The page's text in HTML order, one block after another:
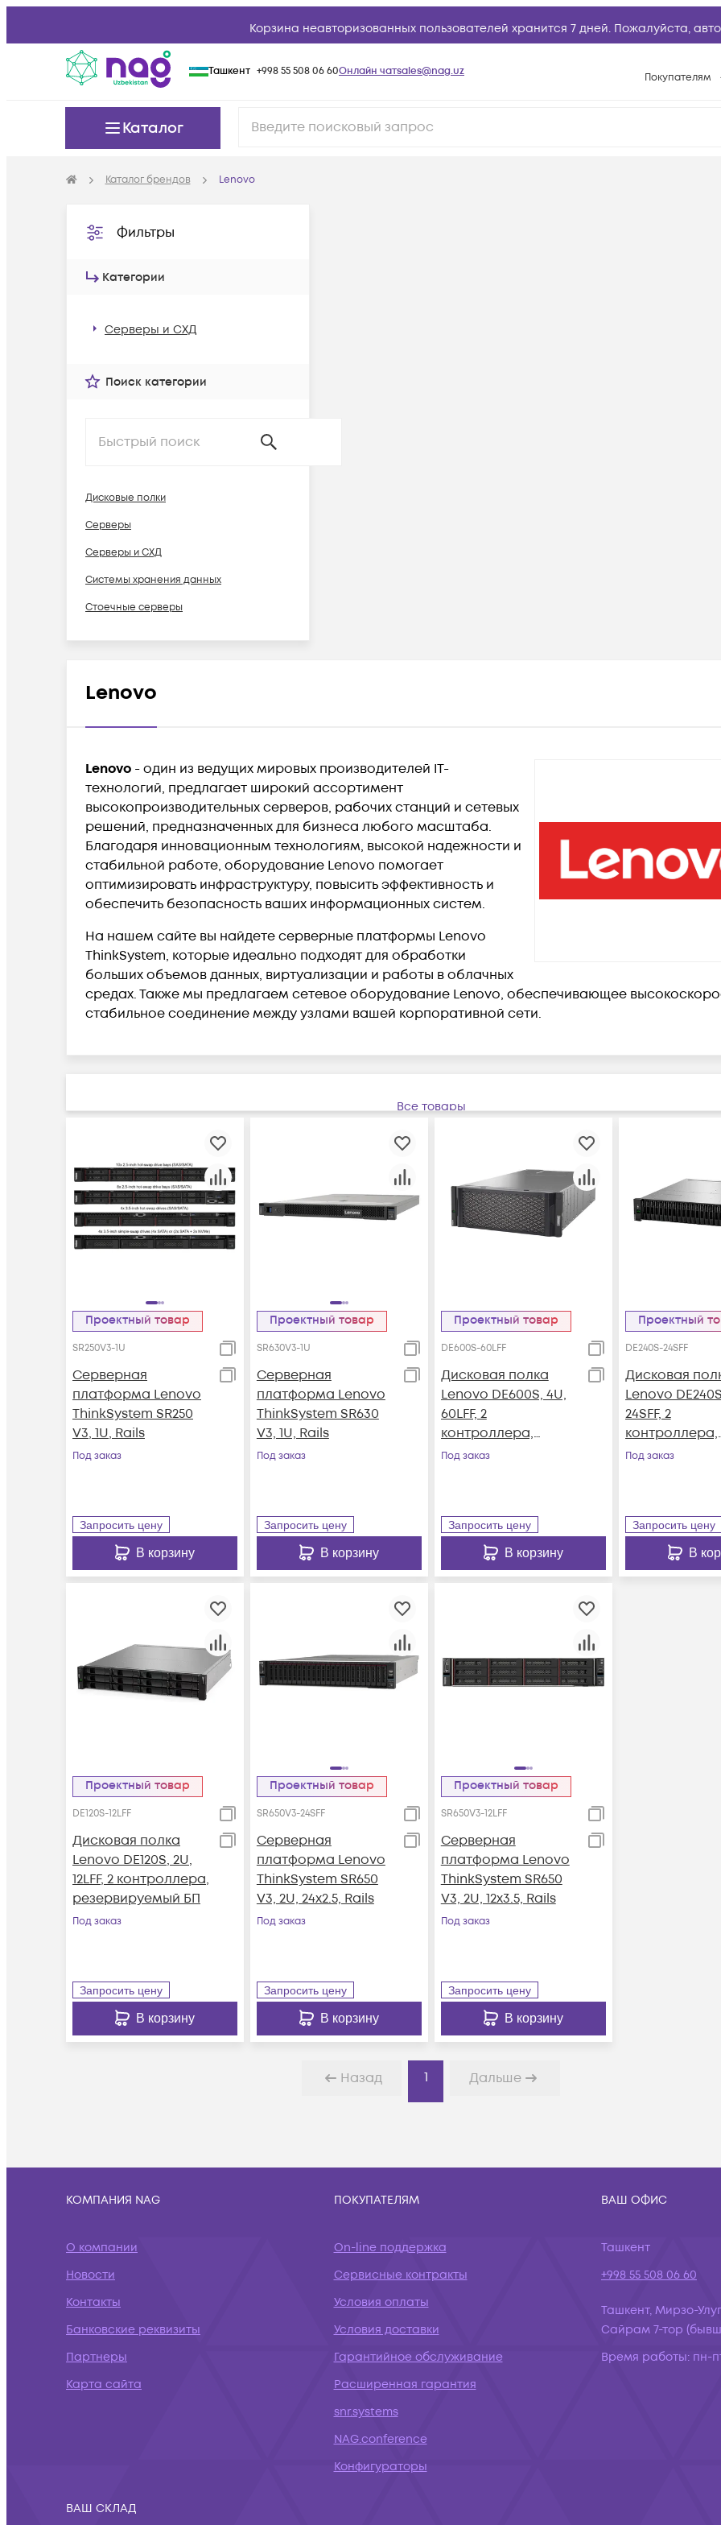
Корзина неавторизованных пользователей хранится 7 дней. Пожалуйста,
Ташкент +998 55 508 06 60Онлайн чатsales@nag.uz Покупателям
Каталог
Каталог брендов Lenovo
Фильтры
Категории
Серверы и СХД
Поиск категории
Дисковые полки
Серверы
Серверы и СХД
Системы хранения данных
Стоечные серверы
Lenovo
Lenovo - один из ведущих мировых производителей IT-
технологий, предлагает широкий ассортимент
высокопроизводительных серверов, рабочих станций и сетевых
решений, предназначенных для бизнеса любого масштаба.
Благодаря инновационным технологиям, высокой надежности и
стабильной работе, оборудование Lenovo помогает
оптимизировать инфраструктуру, повысить эффективность и
обеспечить безопасность ваших информационных систем.
На нашем сайте вы найдете серверные платформы Lenovo
ThinkSystem, которые идеально подходят для обработки
больших объемов данных, виртуализации и работы в облачных
средах. Также мы предлагаем сетевое оборудование Lenovo, обеспечивающее
стабильное соединение между узлами вашей корпоративной сети.
Все товары
Проектный товар
SR250V3-1U
Серверная
платформа Lenovo
ThinkSystem SR250
V3, 1U, Rails
Под заказ
Запросить цену
В корзину
Проектный товар
SR630V3-1U
Серверная
платформа Lenovo
ThinkSystem SR630
V3, 1U, Rails
Под заказ
Запросить цену
В корзину
Проектный товар
DE600S-60LFF
Дисковая полка
Lenovo DE600S, 4U,
60LFF, 2
контроллера,
резервируемый БП
Под заказ
Запросить цену
В корзину
Проектный
DE240S-24SFF
Дисковая
Lenovo
24SFF, 2
контроллера,
Под заказ
Запросить цену
В
Проектный товар
DE120S-12LFF
Дисковая полка
Lenovo DE120S, 2U,
12LFF, 2 контроллера,
резервируемый БП
Под заказ
Запросить цену
В корзину
Проектный товар
SR650V3-24SFF
Серверная
платформа Lenovo
ThinkSystem SR650
V3, 2U, 24x2.5, Rails
Под заказ
Запросить цену
В корзину
Проектный товар
SR650V3-12LFF
Серверная
платформа Lenovo
ThinkSystem SR650
V3, 2U, 12x3.5, Rails
Под заказ
Запросить цену
В корзину
Назад 1 Дальше
КОМПАНИЯ NAG
О компании
Новости
Контакты
Банковские реквизиты
Партнеры
Карта сайта
ПОКУПАТЕЛЯМ
On-line поддержка
Сервисные контракты
Условия оплаты
Условия доставки
Гарантийное обслуживание
Расширенная гарантия
snr.systems
NAG.conference
Конфигураторы
ВАШ ОФИС
Ташкент
+998 55 508 06 60
Ташкент, Мирзо-
Сайрам 7-тор
Время работы: пн-
ВАШ СКЛАД